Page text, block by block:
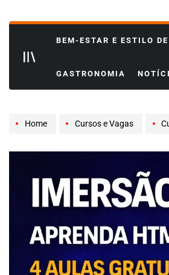
BEM-ESTAR E ESTILO
GASTRONOMIA
Home Cursos e Vagas